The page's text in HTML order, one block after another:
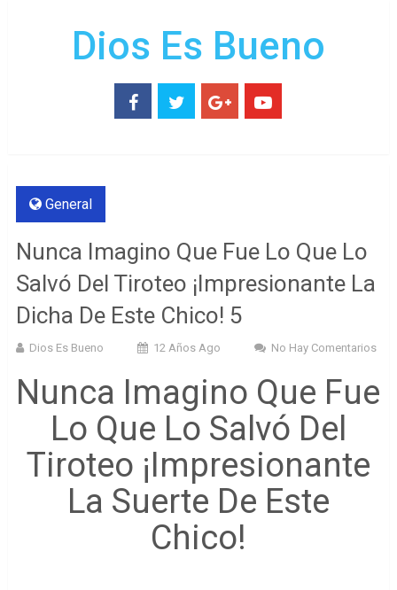
Dios Es Bueno
General
Nunca Imagino Que Fue Lo Que Lo
Salvó Del Tiroteo ¡Impresionante La
Dicha De Este Chico! 5
Dios Es Bueno 12 Años Ago No Hay Comentarios
Nunca Imagino Que Fue
Lo Que Lo Salvó Del
Tiroteo ¡Impresionante
La Suerte De Este
Chico!